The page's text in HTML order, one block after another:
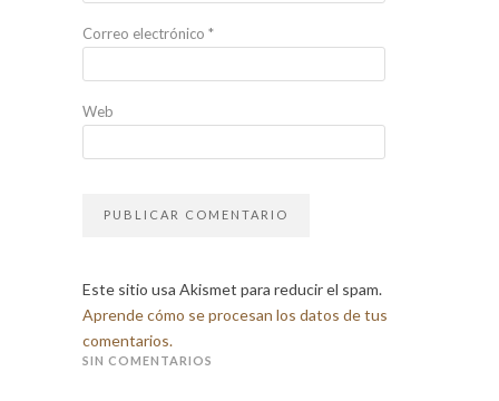
Correo electrónico *
Web
Este sitio usa Akismet para reducir el spam.
Aprende cómo se procesan los datos de tus
comentarios.
SIN COMENTARIOS